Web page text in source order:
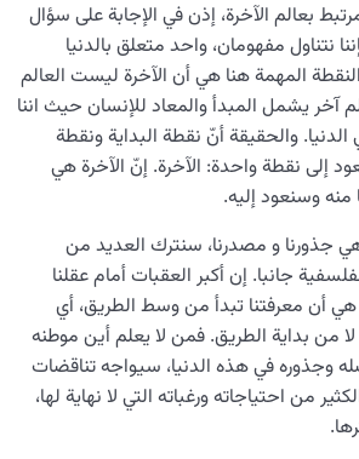
بعالم الآخرة، إذن في الإجابة على سؤال
نتناول مفهومان، واحد متعلق بالدنيا
النقطة المهمة هنا هي أن الآخرة ليست العالم
آخر يشمل المبدأ والمعاد للإنسان حيث اننا
والحقيقة أنّ نقطة البداية ونقطة
إلى نقطة واحدة: الآخرة. إنّ الآخرة هي
منه وسنعود إليه.
جذورنا و مصدرنا، سنترك العديد من
جانبا. إن أكبر العقبات أمام عقلنا
أن معرفتنا تبدأ من وسط الطريق، أي
لا من بداية الطريق. فمن لا يعلم أين موطنه
وجذوره في هذه الدنيا، سيواجه تناقضات
من احتياجاته ورغباته التي لا نهاية لها،